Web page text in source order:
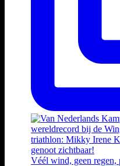
Véél wind, geen regen,